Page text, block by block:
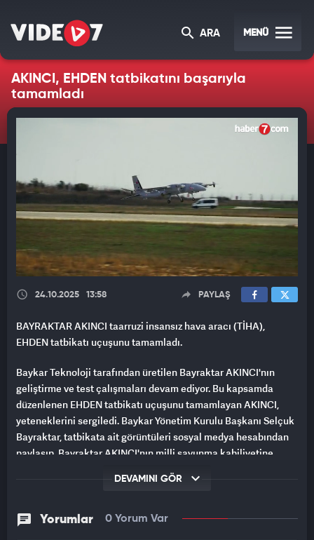
ARA MENÜ
AKINCI, EHDEN tatbikatını başarıyla
tamamladı
24.10.2025 13:58 PAYLAŞ
BAYRAKTAR AKINCI taarruzi insansız hava aracı (TİHA),
EHDEN tatbikatı uçuşunu tamamladı.
Baykar Teknoloji tarafından üretilen Bayraktar AKINCI'nın
geliştirme ve test çalışmaları devam ediyor. Bu kapsamda
düzenlenen EHDEN tatbikatı uçuşunu tamamlayan AKINCI,
yeteneklerini sergiledi. Baykar Yönetim Kurulu Başkanı Selçuk
Bayraktar, tatbikata ait görüntüleri sosyal medya hesabından
paylaşıp, Bayraktar AKINCI'nın milli savunma kabiliyetine
DEVAMINI GÖR
Yorumlar 0 Yorum Var